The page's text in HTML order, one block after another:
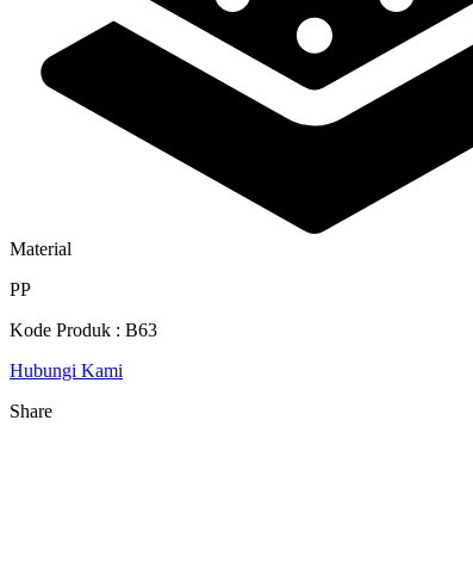
Material
PP
Kode Produk : B63
Hubungi Kami
Share